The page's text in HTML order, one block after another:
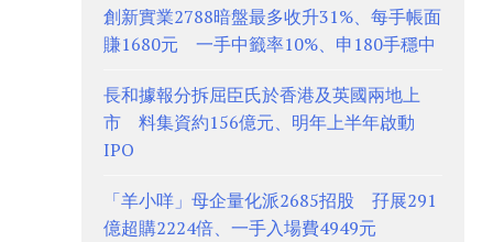
創新實業2788暗盤最多收升31%、每手帳面
賺1680元 一手中籤率10%、申180手穩中
長和據報分拆屈臣氏於香港及英國兩地上
市 料集資約156億元、明年上半年啟動
IPO
「羊小咩」母企量化派2685招股 孖展291
億超購2224倍、一手入場費4949元